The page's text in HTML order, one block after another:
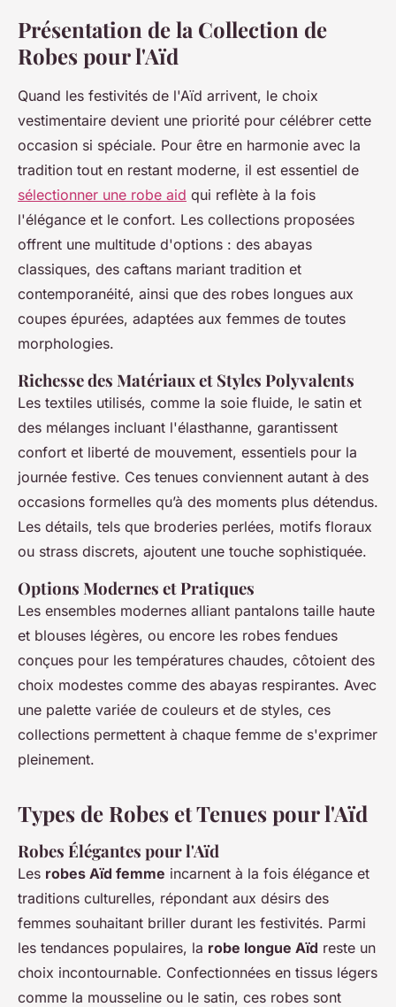
Présentation de la Collection de
Robes pour l'Aïd
Quand les festivités de l'Aïd arrivent, le choix
vestimentaire devient une priorité pour célébrer cette
occasion si spéciale. Pour être en harmonie avec la
tradition tout en restant moderne, il est essentiel de
sélectionner une robe aid qui reflète à la fois
l'élégance et le confort. Les collections proposées
offrent une multitude d'options : des abayas
classiques, des caftans mariant tradition et
contemporanéité, ainsi que des robes longues aux
coupes épurées, adaptées aux femmes de toutes
morphologies.
Richesse des Matériaux et Styles Polyvalents
Les textiles utilisés, comme la soie fluide, le satin et
des mélanges incluant l'élasthanne, garantissent
confort et liberté de mouvement, essentiels pour la
journée festive. Ces tenues conviennent autant à des
occasions formelles qu’à des moments plus détendus.
Les détails, tels que broderies perlées, motifs floraux
ou strass discrets, ajoutent une touche sophistiquée.
Options Modernes et Pratiques
Les ensembles modernes alliant pantalons taille haute
et blouses légères, ou encore les robes fendues
conçues pour les températures chaudes, côtoient des
choix modestes comme des abayas respirantes. Avec
une palette variée de couleurs et de styles, ces
collections permettent à chaque femme de s'exprimer
pleinement.
Types de Robes et Tenues pour l'Aïd
Robes Élégantes pour l'Aïd
Les robes Aïd femme incarnent à la fois élégance et
traditions culturelles, répondant aux désirs des
femmes souhaitant briller durant les festivités. Parmi
les tendances populaires, la robe longue Aïd reste un
choix incontournable. Confectionnées en tissus légers
comme la mousseline ou le satin, ces robes sont